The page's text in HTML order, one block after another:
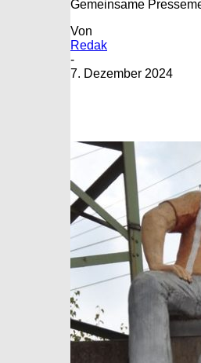
Gemeinsame
Von
Redak
-
7. Dezember 2024